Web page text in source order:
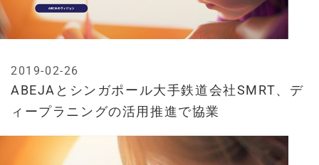
ABEJAとシンガポール大手鉄道会社SMRT、デ
ィープラニングの活用推進で協業
2019-02-26